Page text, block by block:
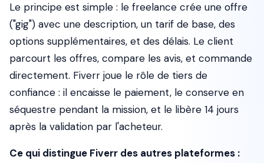
Le principe est simple : le freelance crée une offre
("gig") avec une description, un tarif de base, des
options supplémentaires, et des délais. Le client
parcourt les offres, compare les avis, et commande
directement. Fiverr joue le rôle de tiers de
confiance : il encaisse le paiement, le conserve en
séquestre pendant la mission, et le libère 14 jours
après la validation par l'acheteur.
Ce qui distingue Fiverr des autres plateformes :